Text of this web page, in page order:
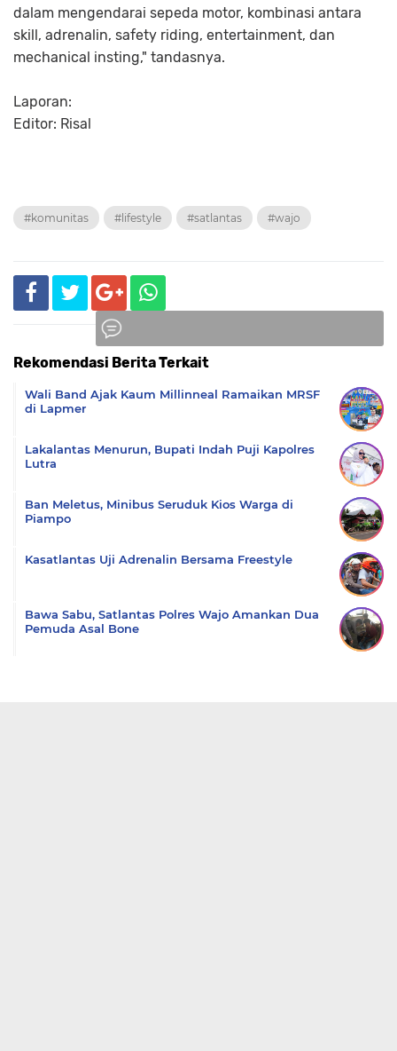
dalam mengendarai sepeda motor, kombinasi antara
skill, adrenalin, safety riding, entertainment, dan
mechanical insting," tandasnya.
Laporan:
Editor: Risal
#komunitas #lifestyle #satlantas #wajo
Rekomendasi Berita Terkait
Wali Band Ajak Kaum Millinneal Ramaikan MRSF
di Lapmer
Lakalantas Menurun, Bupati Indah Puji Kapolres
Lutra
Ban Meletus, Minibus Seruduk Kios Warga di
Piampo
Kasatlantas Uji Adrenalin Bersama Freestyle
Bawa Sabu, Satlantas Polres Wajo Amankan Dua
Pemuda Asal Bone